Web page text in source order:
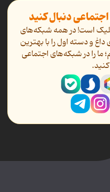
دنبال کنید
کلیک است! در همه شبکه‌های
و دسته اول را با بهترین
ما را در شبکه‌های اجتماعی